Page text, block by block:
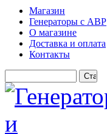
Магазин
Генераторы с АВР
О магазине
Доставка и оплата
Контакты